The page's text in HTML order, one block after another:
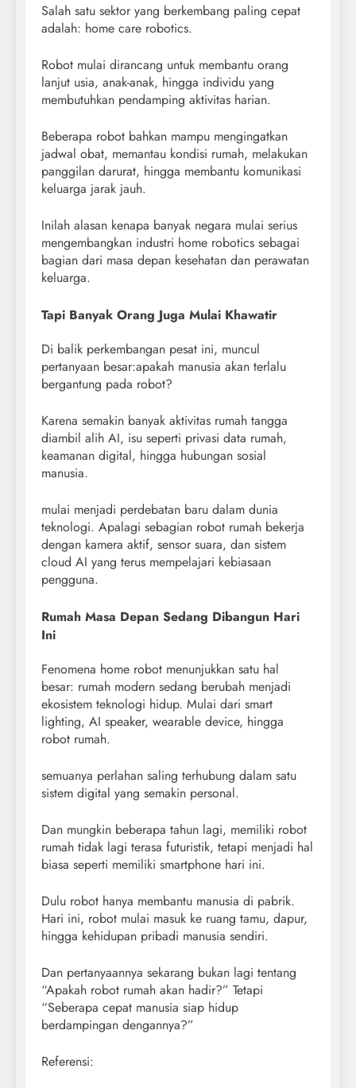
Salah satu sektor yang berkembang paling cepat
adalah: home care robotics.
Robot mulai dirancang untuk membantu orang
lanjut usia, anak-anak, hingga individu yang
membutuhkan pendamping aktivitas harian.
Beberapa robot bahkan mampu mengingatkan
jadwal obat, memantau kondisi rumah, melakukan
panggilan darurat, hingga membantu komunikasi
keluarga jarak jauh.
Inilah alasan kenapa banyak negara mulai serius
mengembangkan industri home robotics sebagai
bagian dari masa depan kesehatan dan perawatan
keluarga.
Tapi Banyak Orang Juga Mulai Khawatir
Di balik perkembangan pesat ini, muncul
pertanyaan besar:apakah manusia akan terlalu
bergantung pada robot?
Karena semakin banyak aktivitas rumah tangga
diambil alih AI, isu seperti privasi data rumah,
keamanan digital, hingga hubungan sosial
manusia.
mulai menjadi perdebatan baru dalam dunia
teknologi. Apalagi sebagian robot rumah bekerja
dengan kamera aktif, sensor suara, dan sistem
cloud AI yang terus mempelajari kebiasaan
pengguna.
Rumah Masa Depan Sedang Dibangun Hari
Ini
Fenomena home robot menunjukkan satu hal
besar: rumah modern sedang berubah menjadi
ekosistem teknologi hidup. Mulai dari smart
lighting, AI speaker, wearable device, hingga
robot rumah.
semuanya perlahan saling terhubung dalam satu
sistem digital yang semakin personal.
Dan mungkin beberapa tahun lagi, memiliki robot
rumah tidak lagi terasa futuristik, tetapi menjadi hal
biasa seperti memiliki smartphone hari ini.
Dulu robot hanya membantu manusia di pabrik.
Hari ini, robot mulai masuk ke ruang tamu, dapur,
hingga kehidupan pribadi manusia sendiri.
Dan pertanyaannya sekarang bukan lagi tentang
“Apakah robot rumah akan hadir?” Tetapi
“Seberapa cepat manusia siap hidup
berdampingan dengannya?”
Referensi: